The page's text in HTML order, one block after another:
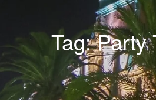
Tag:Party